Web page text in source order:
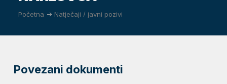
Početna -> Natječaji / javni pozivi
Povezani dokumenti